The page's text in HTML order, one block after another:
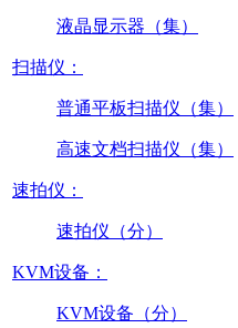
液晶显示器（集）
扫描仪：
普通平板扫描仪（集）
高速文档扫描仪（集）
速拍仪：
速拍仪（分）
KVM设备：
KVM设备（分）